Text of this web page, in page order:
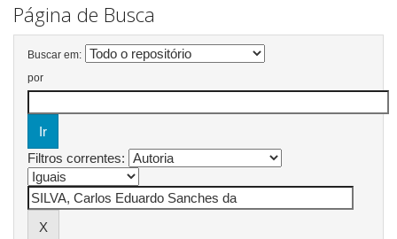
Página de Busca
Buscar em:
por
Filtros correntes: